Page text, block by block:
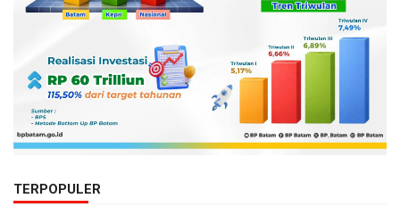
TERPOPULER